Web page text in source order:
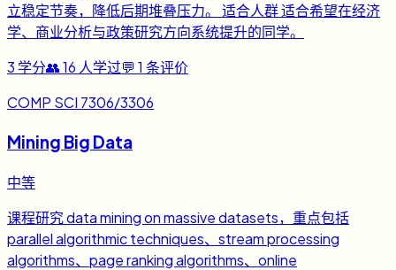
立稳定节奏，降低后期堆叠压力。 适合人群 适合希望在经济
学、商业分析与政策研究方向系统提升的同学。
3 学分👥16 人学过💬 1 条评价
COMP SCI 7306/3306
Mining Big Data
中等
课程研究 data mining on massive datasets，重点包括
parallel algorithmic techniques、stream processing
algorithms、page ranking algorithms、online